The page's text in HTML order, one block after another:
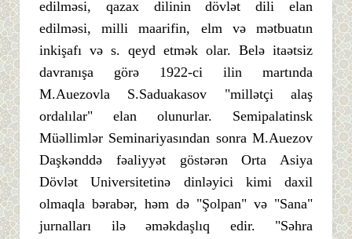
edilməsi, qazax dilinin dövlət dili elan
edilməsi, milli maarifin, elm və mətbuatın
inkişafı və s. qeyd etmək olar. Belə itaətsiz
davranışa görə 1922-ci ilin martında
M.Auezovla S.Saduakasov "millətçi alaş
ordalılar" elan olunurlar. Semipalatinsk
Müəllimlər Seminariyasından sonra M.Auezov
Daşkənddə fəaliyyət göstərən Orta Asiya
Dövlət Universitetinə dinləyici kimi daxil
olmaqla bərabər, həm də "Şolpan" və "Sana"
jurnalları ilə əməkdaşlıq edir. "Səhra